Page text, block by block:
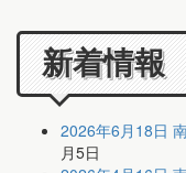
新着情報
2026年6月18日
月5日